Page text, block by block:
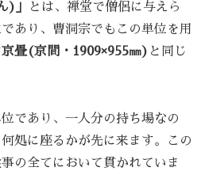
)」
とは、禅堂で僧侶に与えら
あり、曹洞宗でもこの単位を用
京畳(京間・1909×955㎜) と同じ
であり、一人分の持ち場なの
処に座るかが先に来ます。この
の全てにおいて貫かれていま